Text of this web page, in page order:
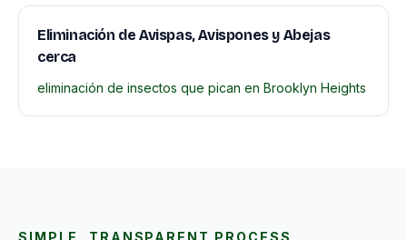
Eliminación de Avispas, Avispones y Abejas
cerca
eliminación de insectos que pican en Brooklyn Heights
SIMPLE, TRANSPARENT PROCESS